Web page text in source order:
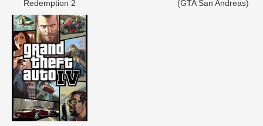
Redеmption 2
(GTA San Andreas)